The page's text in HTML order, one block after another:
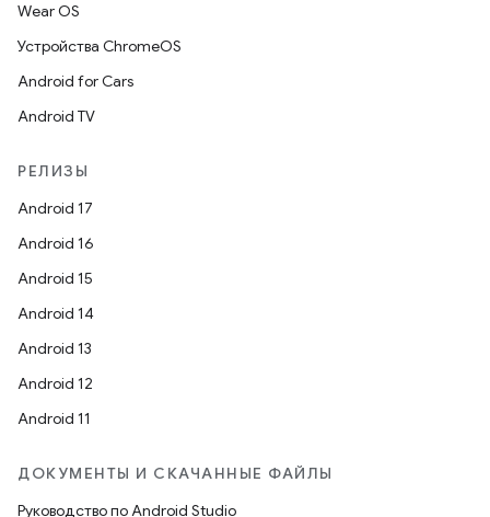
Wear OS
Устройства ChromeOS
Android for Cars
Android TV
РЕЛИЗЫ
Android 17
Android 16
Android 15
Android 14
Android 13
Android 12
Android 11
ДОКУМЕНТЫ И СКАЧАННЫЕ ФАЙЛЫ
Руководство по Android Studio